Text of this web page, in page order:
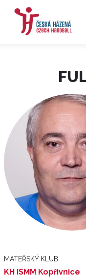
MATEŘSKÝ KLUB
KH ISMM Kopřivnice